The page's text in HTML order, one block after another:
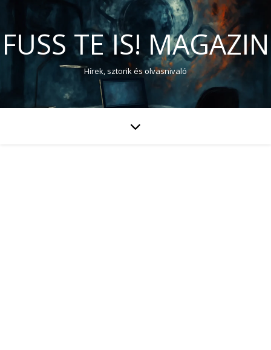
FUSS TE IS! MAGAZIN
Hírek, sztorik és olvasnivaló